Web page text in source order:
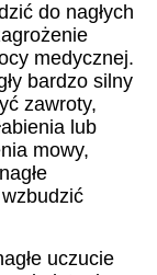
do nagłych
medycznej.
bardzo silny
zawroty,
lub
mowy,
uczucie